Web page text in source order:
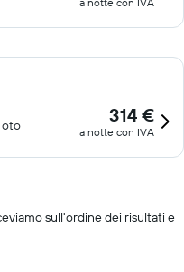
314 €
a notte con IVA
sull'ordine dei risultati e